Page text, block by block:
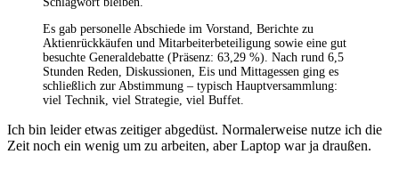
Es gab personelle Abschiede im Vorstand, Berichte zu
Aktienrückkäufen und Mitarbeiterbeteiligung sowie eine gut
besuchte Generaldebatte (Präsenz: 63,29 %). Nach rund 6,5
Stunden Reden, Diskussionen, Eis und Mittagessen ging es
schließlich zur Abstimmung – typisch Hauptversammlung:
viel Technik, viel Strategie, viel Buffet.
Ich bin leider etwas zeitiger abgedüst. Normalerweise nutze ich die
Zeit noch ein wenig um zu arbeiten, aber Laptop war ja draußen.